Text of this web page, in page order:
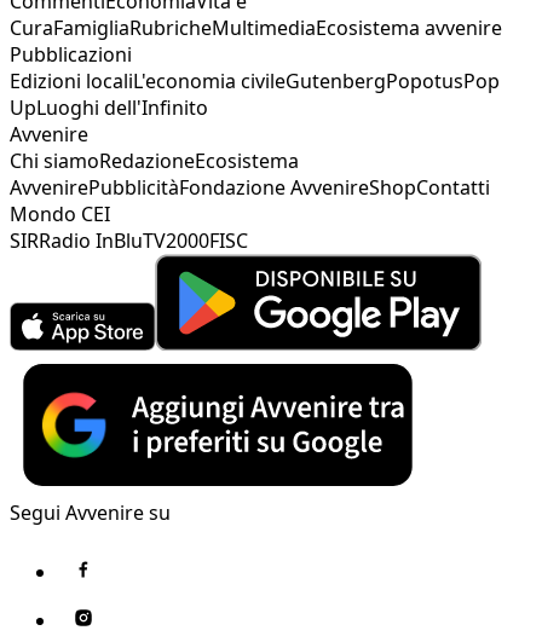
CuraFamigliaRubricheMultimediaEcosistema avvenire
Pubblicazioni
Edizioni localiL'economia civileGutenbergPopotusPop
UpLuoghi dell'Infinito
Avvenire
Chi siamoRedazioneEcosistema
AvvenirePubblicitàFondazione AvvenireShopContatti
Mondo CEI
SIRRadio InBluTV2000FISC
Segui Avvenire su